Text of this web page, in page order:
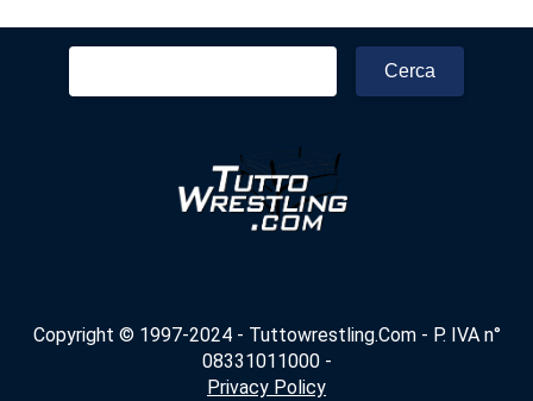
Copyright © 1997-2024 - Tuttowrestling.Com - P. IVA n°
08331011000 -
Privacy Policy